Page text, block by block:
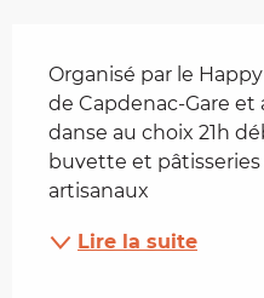
Organisé par le
de Capdenac-Gare et
danse au choix 21h
buvette et
artisanaux
Lire la suite